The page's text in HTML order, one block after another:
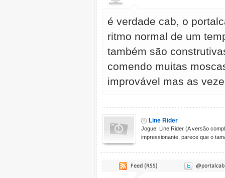
é verdade cab, o
ritmo normal de um
também são
comendo muitas
improvável mas as
Line Rider
Jogue: Line Rider (A versão
impressionante, parece que o